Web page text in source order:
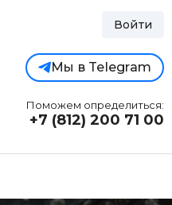
Войти
Мы в Telegram
Поможем определиться:
+7 (812) 200 71 00